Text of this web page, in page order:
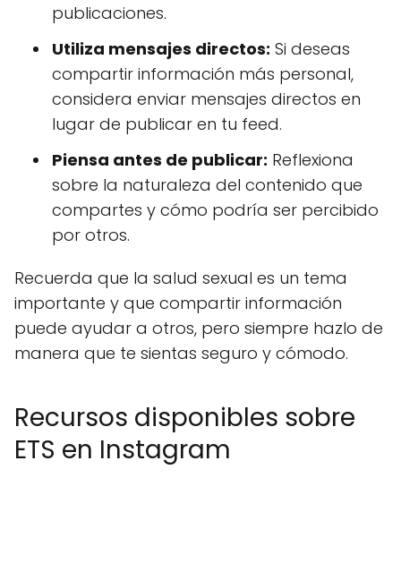
publicaciones.
Utiliza mensajes directos: Si deseas
compartir información más personal,
considera enviar mensajes directos en
lugar de publicar en tu feed.
Piensa antes de publicar: Reflexiona
sobre la naturaleza del contenido que
compartes y cómo podría ser percibido
por otros.
Recuerda que la salud sexual es un tema
importante y que compartir información
puede ayudar a otros, pero siempre hazlo de
manera que te sientas seguro y cómodo.
Recursos disponibles sobre
ETS en Instagram